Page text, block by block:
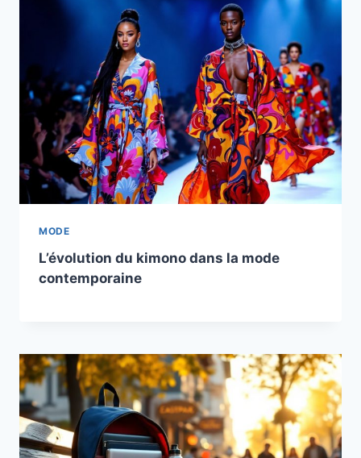
MODE
L’évolution du kimono dans la mode
contemporaine